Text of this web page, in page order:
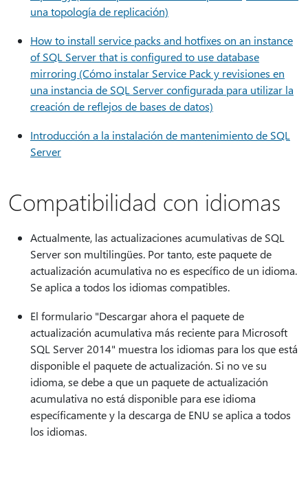
una topología de replicación)
How to install service packs and hotfixes on an instance
of SQL Server that is configured to use database
mirroring (Cómo instalar Service Pack y revisiones en
una instancia de SQL Server configurada para utilizar la
creación de reflejos de bases de datos)
Introducción a la instalación de mantenimiento de SQL
Server
Compatibilidad con idiomas
Actualmente, las actualizaciones acumulativas de SQL
Server son multilingües. Por tanto, este paquete de
actualización acumulativa no es específico de un idioma.
Se aplica a todos los idiomas compatibles.
El formulario "Descargar ahora el paquete de
actualización acumulativa más reciente para Microsoft
SQL Server 2014" muestra los idiomas para los que está
disponible el paquete de actualización. Si no ve su
idioma, se debe a que un paquete de actualización
acumulativa no está disponible para ese idioma
específicamente y la descarga de ENU se aplica a todos
los idiomas.